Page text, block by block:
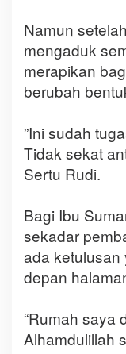
‎Namun
mengaduk
merapikan
berubah
‎”Ini sudah
Tidak sekat
Sertu Rudi.
‎Bagi Ibu
sekadar
ada ketulusan
depan
‎“Rumah saya
Alhamdulillah